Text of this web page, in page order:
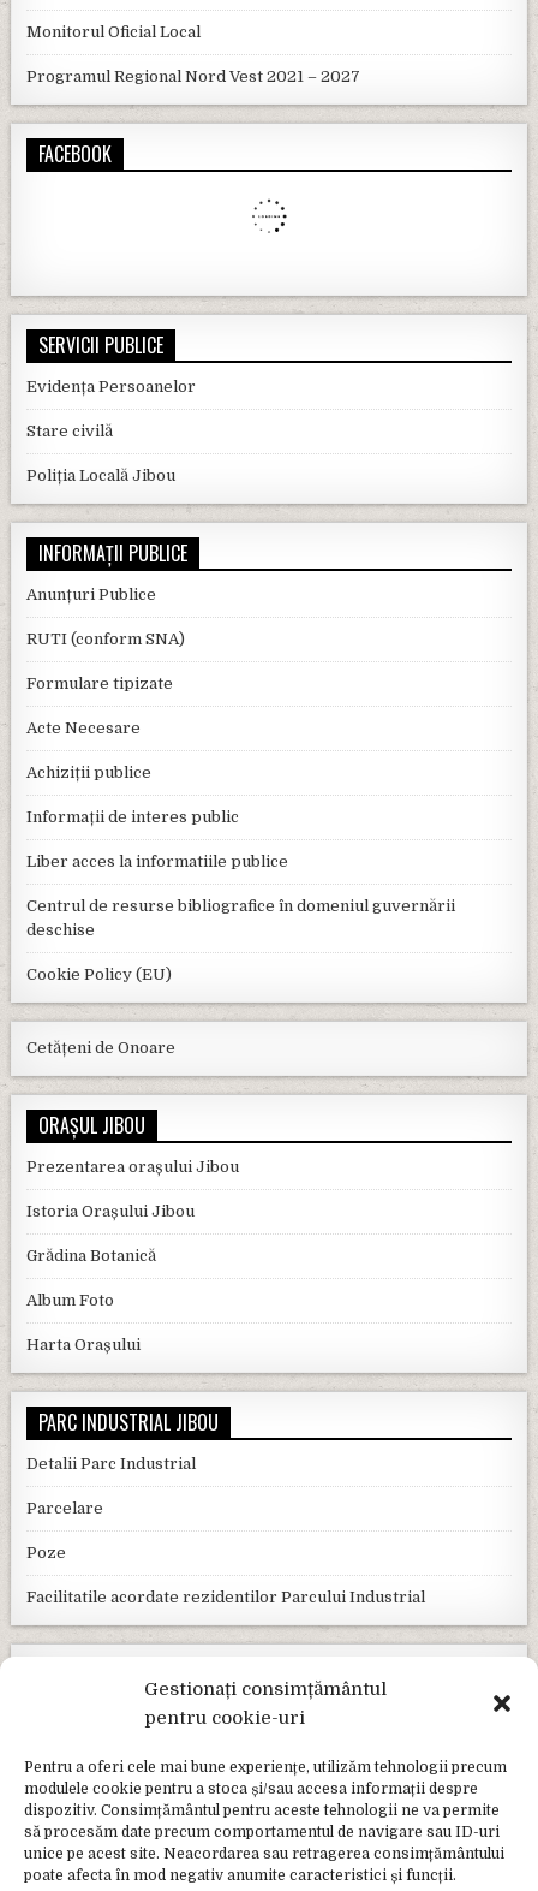
Gestionați consimțământul
pentru cookie-uri
Pentru a oferi cele mai bune experiențe, utilizăm tehnologii precum
modulele cookie pentru a stoca și/sau accesa informații despre
dispozitiv. Consimțământul pentru aceste tehnologii ne va permite
să procesăm date precum comportamentul de navigare sau ID-uri
unice pe acest site. Neacordarea sau retragerea consimțământului
poate afecta în mod negativ anumite caracteristici și funcții.
Monitorul Oficial Local
Programul Regional Nord Vest 2021 – 2027
FACEBOOK
SERVICII PUBLICE
Evidența Persoanelor
Stare civilă
Poliția Locală Jibou
INFORMAȚII PUBLICE
Anunțuri Publice
RUTI (conform SNA)
Formulare tipizate
Acte Necesare
Achiziții publice
Informații de interes public
Liber acces la informatiile publice
Centrul de resurse bibliografice în domeniul guvernării
deschise
Cookie Policy (EU)
Cetățeni de Onoare
ORAȘUL JIBOU
Prezentarea orașului Jibou
Istoria Orașului Jibou
Grădina Botanică
Album Foto
Harta Orașului
PARC INDUSTRIAL JIBOU
Detalii Parc Industrial
Parcelare
Poze
Facilitatile acordate rezidentilor Parcului Industrial
FORMULARE ONLINE
e-Guvernare.ro
E-Consultare.gov.ro